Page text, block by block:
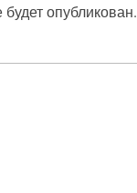
опубликован.